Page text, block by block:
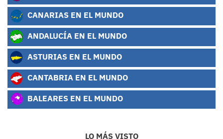
CANARIAS EN EL MUNDO
ANDALUCÍA EN EL MUNDO
ASTURIAS EN EL MUNDO
CANTABRIA EN EL MUNDO
BALEARES EN EL MUNDO
LO MÁS VISTO